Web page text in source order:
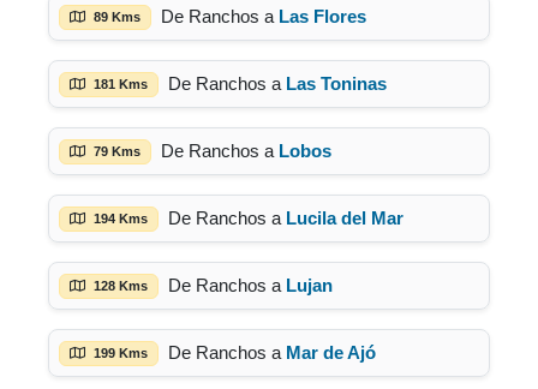
89 Kms De Ranchos a Las Flores
181 Kms De Ranchos a Las Toninas
79 Kms De Ranchos a Lobos
194 Kms De Ranchos a Lucila del Mar
128 Kms De Ranchos a Lujan
199 Kms De Ranchos a Mar de Ajó